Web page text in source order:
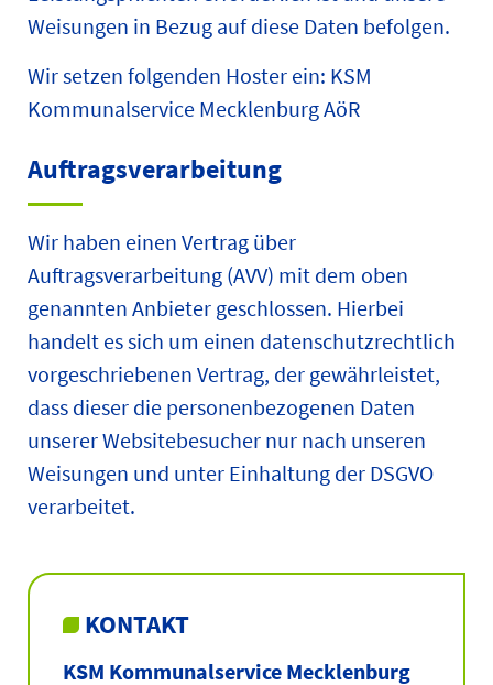
Weisungen in Bezug auf diese Daten befolgen.
Wir setzen folgenden Hoster ein: KSM
Kommunalservice Mecklenburg AöR
Auftragsverarbeitung
Wir haben einen Vertrag über
Auftragsverarbeitung (AVV) mit dem oben
genannten Anbieter geschlossen. Hierbei
handelt es sich um einen datenschutzrechtlich
vorgeschriebenen Vertrag, der gewährleistet,
dass dieser die personenbezogenen Daten
unserer Websitebesucher nur nach unseren
Weisungen und unter Einhaltung der DSGVO
verarbeitet.
KONTAKT
KSM Kommunalservice Mecklenburg